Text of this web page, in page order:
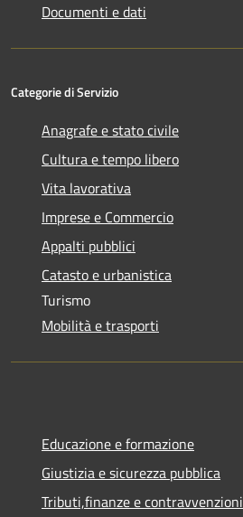
Documenti e dati
Categorie di Servizio
Anagrafe e stato civile
Cultura e tempo libero
Vita lavorativa
Imprese e Commercio
Appalti pubblici
Catasto e urbanistica
Turismo
Mobilità e trasporti
Educazione e formazione
Giustizia e sicurezza pubblica
Tributi,finanze e contravvenzioni